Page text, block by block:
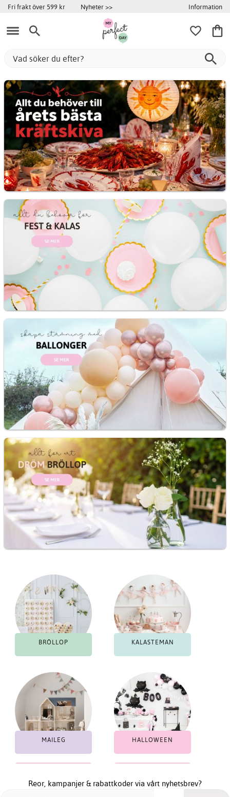
Fri frakt över 599 kr Nyheter >> Information
BRÖLLOP KALASTEMAN
MAILEG HALLOWEEN
Reor, kampanjer & rabattkoder via vårt nyhetsbrev?